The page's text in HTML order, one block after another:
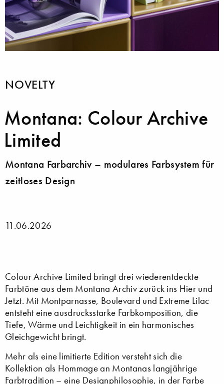
NOVELTY
Montana: Colour Archive
Limited
Montana Farbarchiv – modulares Farbsystem für
zeitloses Design
11.06.2026
Colour Archive Limited bringt drei wiederentdeckte
Farbtöne aus dem Montana Archiv zurück ins Hier und
Jetzt. Mit Montparnasse, Boulevard und Extreme Lilac
entsteht eine ausdrucksstarke Farbkomposition, die
Tiefe, Wärme und Leichtigkeit in ein harmonisches
Gleichgewicht bringt.
Mehr als eine limitierte Edition versteht sich die
Kollektion als Hommage an Montanas langjährige
Farbtradition – eine Designphilosophie, in der Farbe